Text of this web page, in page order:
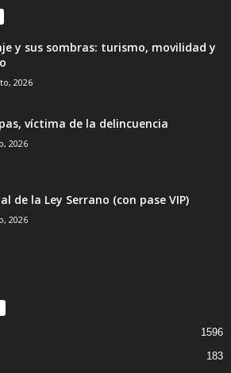
y sus sombras: turismo, movilidad y
2026
víctima de la delincuencia
2026
de la Ley Serrano (con pase VIP)
2026
1596
183